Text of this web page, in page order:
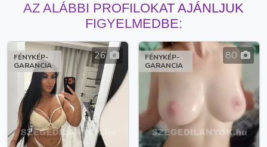
AZ ALÁBBI PROFILOKAT AJÁNLJUK
FIGYELMEDBE:
FÉNYKÉP-
GARANCIA
26
FÉNYKÉP-
GARANCIA
80